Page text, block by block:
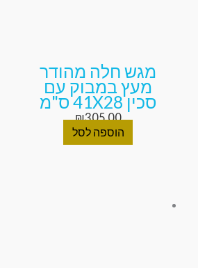
מגש חלה מהודר
מעץ במבוק עם
סכין 41X28 ס"מ
₪305.00
הוספה לסל